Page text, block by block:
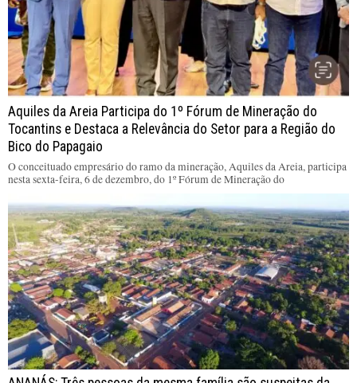
Aquiles da Areia Participa do 1º Fórum de Mineração do
Tocantins e Destaca a Relevância do Setor para a Região do
Bico do Papagaio
O conceituado empresário do ramo da mineração, Aquiles da Areia, participa
nesta sexta-feira, 6 de dezembro, do 1º Fórum de Mineração do